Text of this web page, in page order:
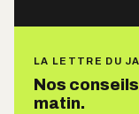
LA LETTRE DU
Nos
matin.